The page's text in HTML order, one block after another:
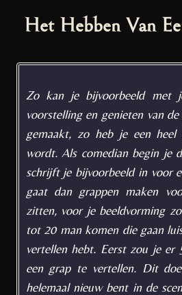
Het Hebben Van
Zo kan je bijvoorbeeld met
voorstelling en genieten van
gemaakt, zo heb je een heel
wordt. Als comedian begin je
schrijft je bijvoorbeeld in voor
gaat dan grappen maken
zitten, voor je beeldvorming
tot 20 man komen die gaan
vertellen hebt. Eerst zou je er
een grap te vertellen. Dit
helemaal nieuw bent in de